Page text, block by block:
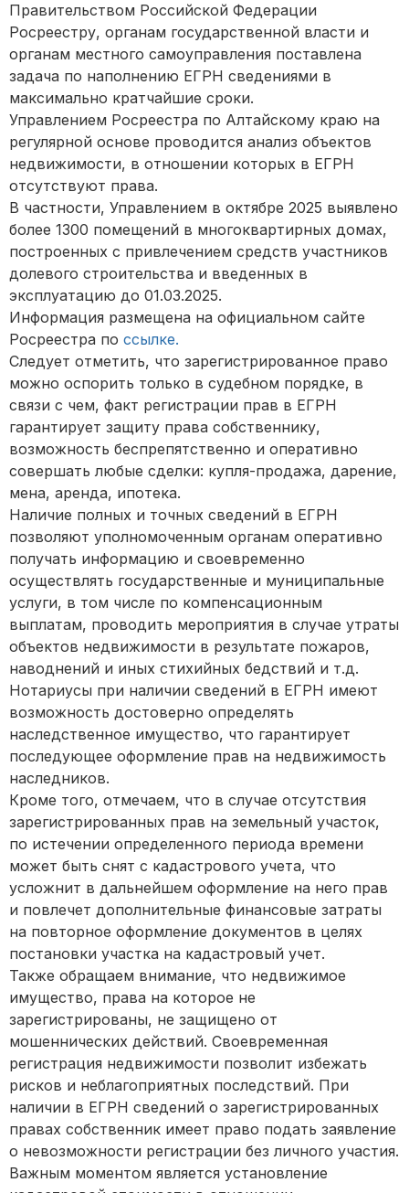
Правительством Российской Федерации
Росреестру, органам государственной власти и
органам местного самоуправления поставлена
задача по наполнению ЕГРН сведениями в
максимально кратчайшие сроки.
Управлением Росреестра по Алтайскому краю на
регулярной основе проводится анализ объектов
недвижимости, в отношении которых в ЕГРН
отсутствуют права.
В частности, Управлением в октябре 2025 выявлено
более 1300 помещений в многоквартирных домах,
построенных с привлечением средств участников
долевого строительства и введенных в
эксплуатацию до 01.03.2025.
Информация размещена на официальном сайте
Росреестра по ссылке.
Следует отметить, что зарегистрированное право
можно оспорить только в судебном порядке, в
связи с чем, факт регистрации прав в ЕГРН
гарантирует защиту права собственнику,
возможность беспрепятственно и оперативно
совершать любые сделки: купля-продажа, дарение,
мена, аренда, ипотека.
Наличие полных и точных сведений в ЕГРН
позволяют уполномоченным органам оперативно
получать информацию и своевременно
осуществлять государственные и муниципальные
услуги, в том числе по компенсационным
выплатам, проводить мероприятия в случае утраты
объектов недвижимости в результате пожаров,
наводнений и иных стихийных бедствий и т.д.
Нотариусы при наличии сведений в ЕГРН имеют
возможность достоверно определять
наследственное имущество, что гарантирует
последующее оформление прав на недвижимость
наследников.
Кроме того, отмечаем, что в случае отсутствия
зарегистрированных прав на земельный участок,
по истечении определенного периода времени
может быть снят с кадастрового учета, что
усложнит в дальнейшем оформление на него прав
и повлечет дополнительные финансовые затраты
на повторное оформление документов в целях
постановки участка на кадастровый учет.
Также обращаем внимание, что недвижимое
имущество, права на которое не
зарегистрированы, не защищено от
мошеннических действий. Своевременная
регистрация недвижимости позволит избежать
рисков и неблагоприятных последствий. При
наличии в ЕГРН сведений о зарегистрированных
правах собственник имеет право подать заявление
о невозможности регистрации без личного участия.
Важным моментом является установление